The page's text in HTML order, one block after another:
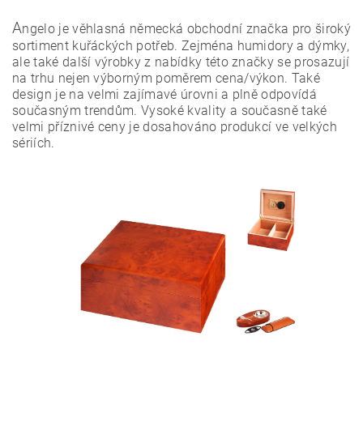
Vložením hodnocení souhlasíte spodmínkami ochrany
osobních údajů
Angelo je věhlasná německá obchodní značka pro široký
sortiment kuřáckých potřeb. Zejména humidory a dýmky,
ale také další výrobky z nabídky této značky se prosazují
na trhu nejen výborným poměrem cena/výkon. Také
design je na velmi zajímavé úrovni a plně odpovídá
současným trendům. Vysoké kvality a současně také
velmi příznivé ceny je dosahováno produkcí ve velkých
sériích.